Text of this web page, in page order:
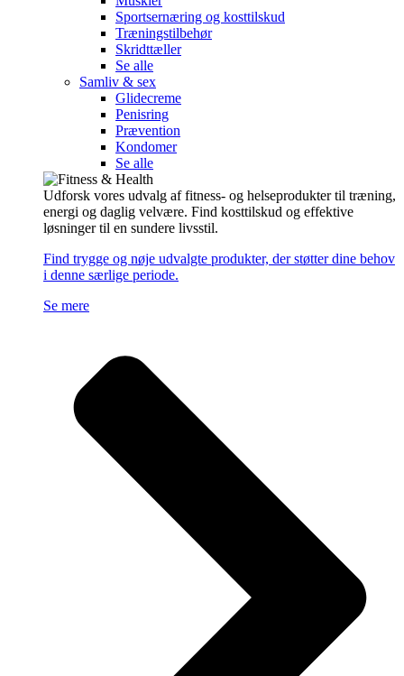
Sportsernæring og kosttilskud
Træningstilbehør
Skridttæller
Se alle
Samliv & sex
Glidecreme
Penisring
Prævention
Kondomer
Se alle
Udforsk vores udvalg af fitness- og helseprodukter til træning,
energi og daglig velvære. Find kosttilskud og effektive
løsninger til en sundere livsstil.
Find trygge og nøje udvalgte produkter, der støtter dine behov
i denne særlige periode.
Se mere